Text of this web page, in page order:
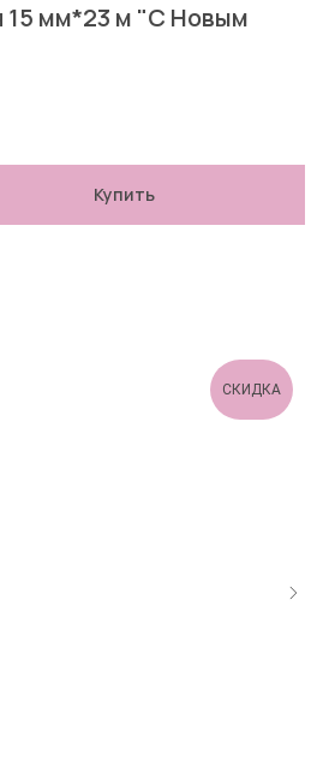
15 мм*23 м "С Новым
Купить
СКИДКА